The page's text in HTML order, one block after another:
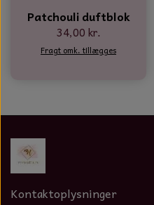
Patchouli duftblok
34,00 kr.
Fragt omk. tillægges
Kontaktoplysninger